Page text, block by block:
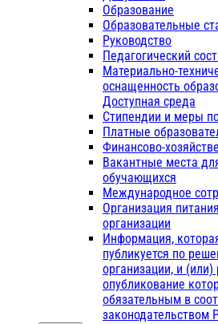
Образование
Образовательные
Руководство
Педагогический
Материально-
оснащенность
Доступная среда
Стипендии и меры
Платные
Финансово-
Вакантные места
обучающихся
Международное
Организация
организации
Информация,
публикуется по
организации, и
опубликование
обязательным в
законодательством